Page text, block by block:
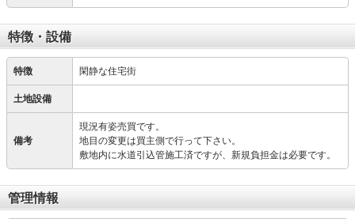
特徴・設備
特徴 閑静な住宅街
土地設備
備考
現況有姿売買です。
地目の変更は買主側で行って下さい。
敷地内に水道引込管施工済ですが、新規負担金は必要です。
管理情報